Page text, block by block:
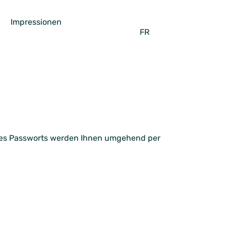
Impressionen
FR
Passworts werden Ihnen umgehend per